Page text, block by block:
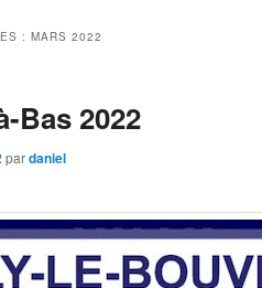
: MARS 2022
Bas 2022
pardaniel